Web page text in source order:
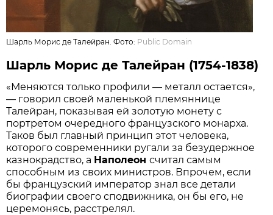
Шарль Морис де Талейран. Фото: Public Domain
Шарль Морис де Талейран (1754-1838)
«Меняются только профили — металл остается»,
— говорил своей маленькой племяннице
Талейран, показывая ей золотую монету с
портретом очередного французского монарха.
Таков был главный принцип этот человека,
которого современники ругали за безудержное
казнокрадство, а Наполеонсчитал самым
способным из своих министров. Впрочем, если
бы французский император знал все детали
биографии своего сподвижника, он бы его, не
церемонясь, расстрелял.